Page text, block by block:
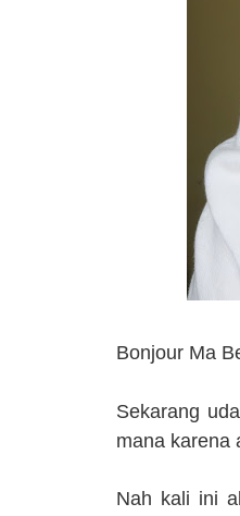
Bonjour Ma
Sekarang
mana karena
Nah kali ini